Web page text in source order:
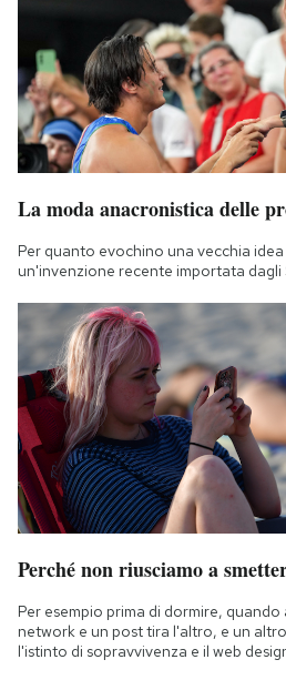
SHOP
CALENDARIO
AREA PERSONALE
Area Personale
Notifiche mobile
Hai bisogno di aiuto?
Esci
La moda anacronistica delle
Per quanto evochino una vecchia
un'invenzione recente importata dagli
Perché non riusciamo a
Per esempio prima di dormire,
network e un post tira l'altro, e un
l'istinto di sopravvivenza e il web